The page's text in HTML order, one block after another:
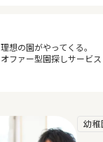
理想の園がやってくる。
オファー型園探しサービス
幼稚